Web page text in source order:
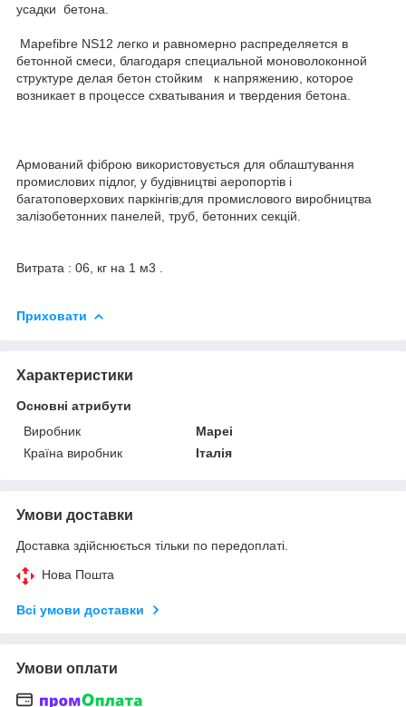
усадки бетона.
Mapefibre NS12 легко и равномерно распределяется в
бетонной смеси, благодаря специальной моноволоконной
структуре делая бетон стойким к напряжению, которое
возникает в процессе схватывания и твердения бетона.
Армований фіброю використовується для облаштування
промислових підлог, у будівництві аеропортів і
багатоповерхових паркінгів;для промислового виробництва
залізобетонних панелей, труб, бетонних секцій.
Витрата : 06, кг на 1 м3 .
Приховати
Характеристики
Основні атрибути
Виробник
Mapei
Країна виробник
Італія
Умови доставки
Доставка здійснюється тільки по передоплаті.
Нова Пошта
Всі умови доставки
Умови оплати